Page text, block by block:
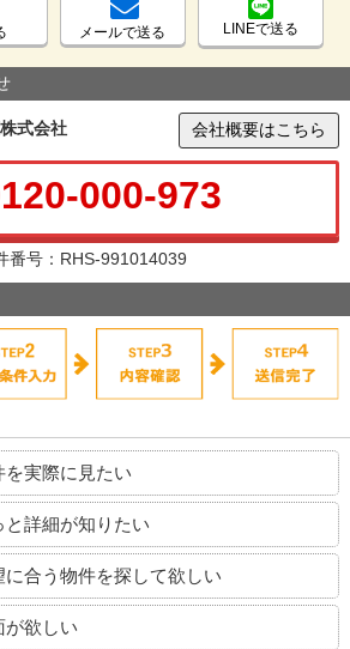
メールで送る LINEで送る
式会社 会社概要はこちら
000-973
番号：RHS-991014039
を実際に見たい
と詳細が知りたい
に合う物件を探して欲しい
が欲しい